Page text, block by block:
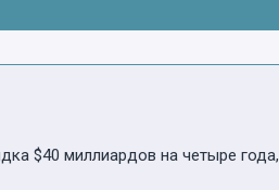
$40 миллиардов на четыре